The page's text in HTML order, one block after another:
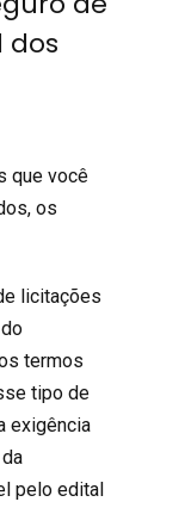
dos
que você
os
licitações
termos
tipo de
exigência
pelo edital